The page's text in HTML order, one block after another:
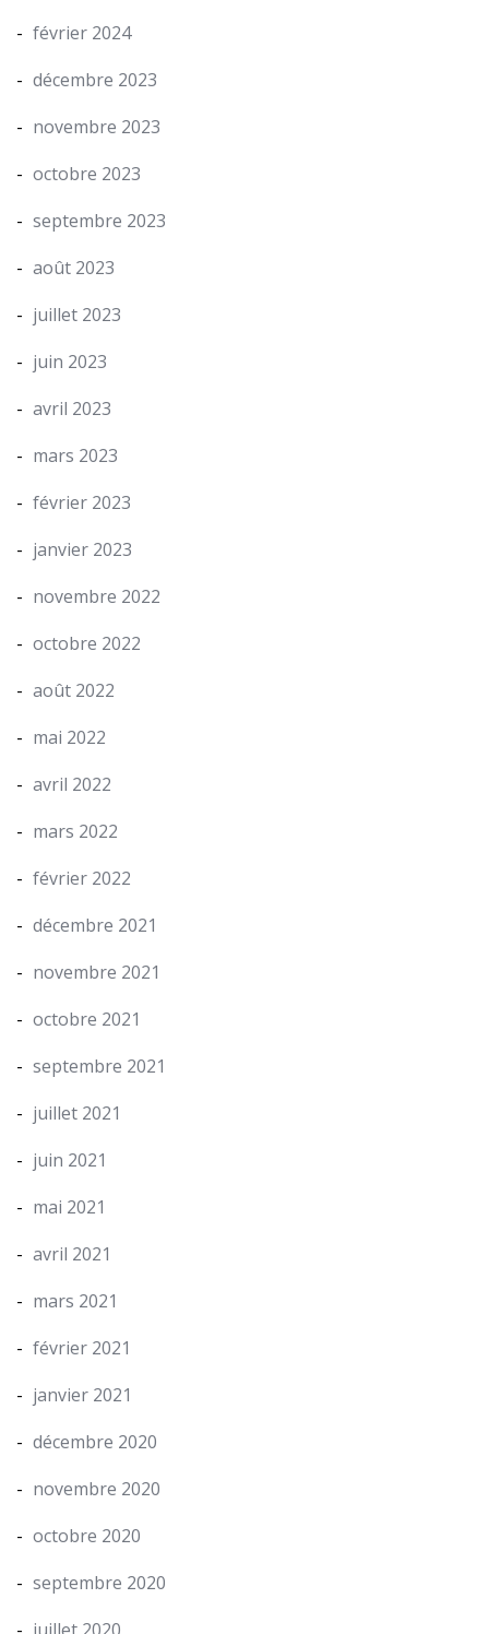
février 2024
décembre 2023
novembre 2023
octobre 2023
septembre 2023
août 2023
juillet 2023
juin 2023
avril 2023
mars 2023
février 2023
janvier 2023
novembre 2022
octobre 2022
août 2022
mai 2022
avril 2022
mars 2022
février 2022
décembre 2021
novembre 2021
octobre 2021
septembre 2021
juillet 2021
juin 2021
mai 2021
avril 2021
mars 2021
février 2021
janvier 2021
décembre 2020
novembre 2020
octobre 2020
septembre 2020